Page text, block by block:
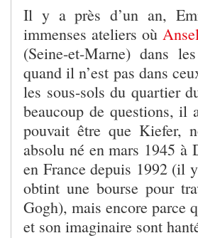
Il y a près d’un an,
immenses ateliers où
(Seine-et-Marne) dans
quand il n’est pas dans
les sous-sols du quartier
beaucoup de questions, il
pouvait être que Kiefer,
absolu né en mars 1945 à
en France depuis 1992 (il
obtint une bourse pour
Gogh), mais encore parce
et son imaginaire sont